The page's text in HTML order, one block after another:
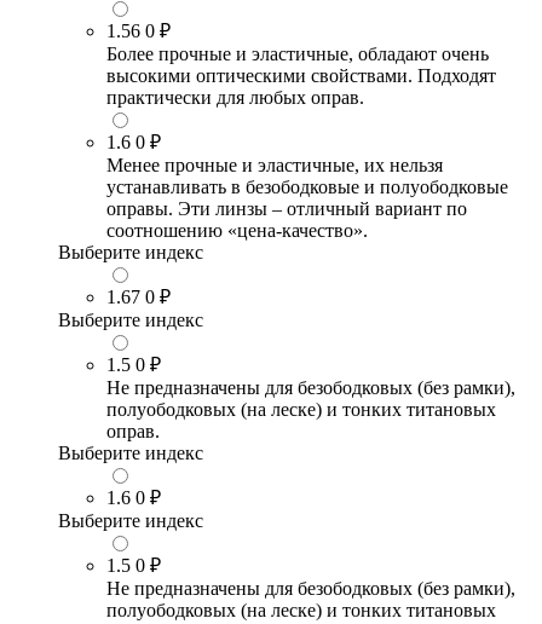
1.56 0 ₽
Более прочные и эластичные, обладают очень
высокими оптическими свойствами. Подходят
практически для любых оправ.
1.6 0 ₽
Менее прочные и эластичные, их нельзя
устанавливать в безободковые и полуободковые
оправы. Эти линзы – отличный вариант по
соотношению «цена-качество».
Выберите индекс
1.67 0 ₽
Выберите индекс
1.5 0 ₽
Не предназначены для безободковых (без рамки),
полуободковых (на леске) и тонких титановых
оправ.
Выберите индекс
1.6 0 ₽
Выберите индекс
1.5 0 ₽
Не предназначены для безободковых (без рамки),
полуободковых (на леске) и тонких титановых